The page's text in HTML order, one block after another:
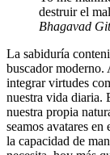
destruir el
Bhagavad
La sabiduría
buscador moderno.
integrar virtudes
nuestra vida diaria.
nuestra propia
seamos avatares
la capacidad de